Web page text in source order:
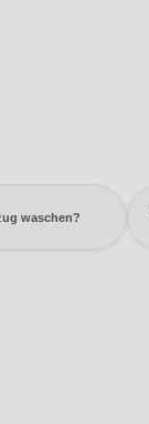
waschen?